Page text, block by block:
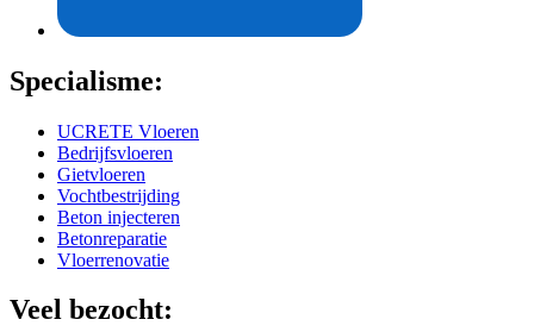
Specialisme:
UCRETE Vloeren
Bedrijfsvloeren
Gietvloeren
Vochtbestrijding
Beton injecteren
Betonreparatie
Vloerrenovatie
Veel bezocht: